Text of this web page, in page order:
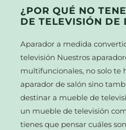
¿POR QUÉ NO
DE TELEVISIÓN DE
Aparador a medida
televisión Nuestros
multifuncionales, no solo te
aparador de salón sino
destinar a mueble de
un mueble de televisión
tienes que pensar cuáles